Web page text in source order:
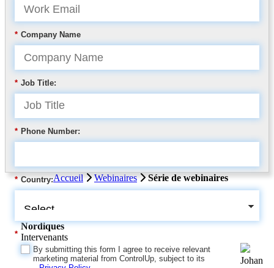
* Company Name
* Job Title:
* Phone Number:
* Country:
*
By submitting this form I agree to receive relevant
marketing material from ControlUp, subject to its
Accueil Webinaires Série de webinaires
Nordiques
Intervenants
Johan